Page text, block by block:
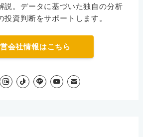
説。データに基づいた独自の分析
投資判断をサポートします。
会社情報はこちら